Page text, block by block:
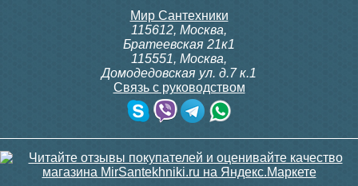
Мир Сантехники
115612, Москва,
Братеевская 21к1
115551, Москва,
Домодедовская ул. д.7 к.1
Связь с руководством